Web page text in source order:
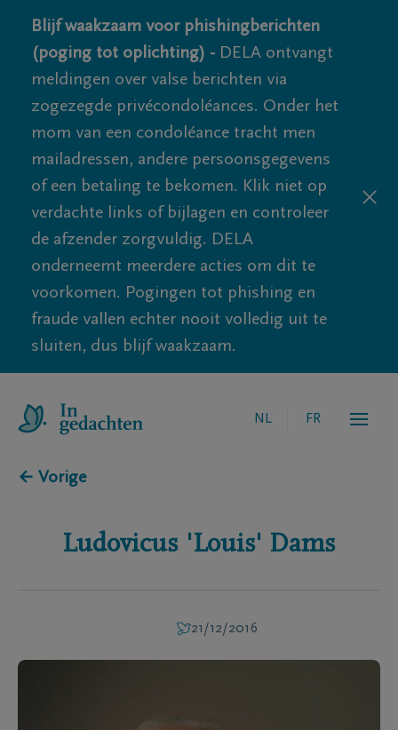
Blijf waakzaam voor phishingberichten
(poging tot oplichting) - DELA ontvangt
meldingen over valse berichten via
zogezegde privécondoléances. Onder het
mom van een condoléance tracht men
mailadressen, andere persoonsgegevens
of een betaling te bekomen. Klik niet op
verdachte links of bijlagen en controleer
de afzender zorgvuldig. DELA
onderneemt meerdere acties om dit te
voorkomen. Pogingen tot phishing en
fraude vallen echter nooit volledig uit te
sluiten, dus blijf waakzaam.
NL FR
← Vorige
Ludovicus 'Louis' Dams
21/12/2016